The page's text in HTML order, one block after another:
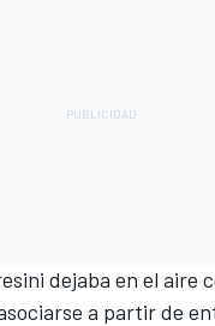
dejaba en el aire
a partir de